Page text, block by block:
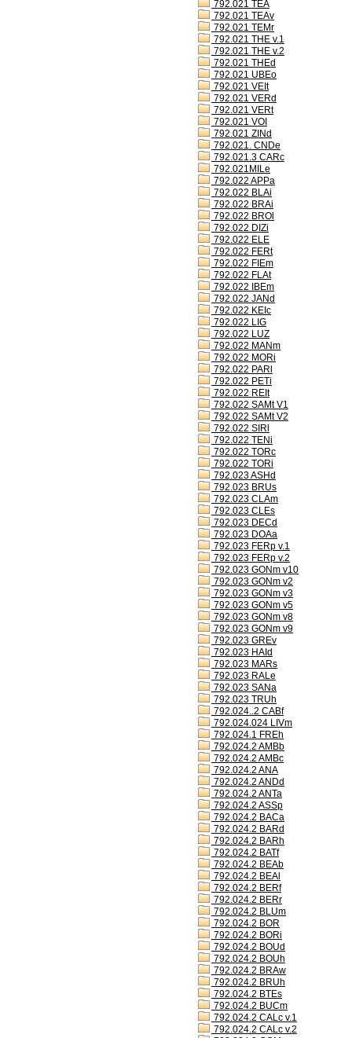
792.021 TEA
792.021 TEAv
792.021 TEMr
792.021 THE v.1
792.021 THE v.2
792.021 THEd
792.021 UBEo
792.021 VEIt
792.021 VERd
792.021 VERt
792.021 VOI
792.021 ZINd
792.021. CNDe
792.021.3 CARc
792.021MILe
792.022 APPa
792.022 BLAi
792.022 BRAi
792.022 BROl
792.022 DIZi
792.022 ELE
792.022 FERt
792.022 FIEm
792.022 FLAt
792.022 IBEm
792.022 JANd
792.022 KEIc
792.022 LIG
792.022 LUZ
792.022 MANm
792.022 MORi
792.022 PARl
792.022 PETi
792.022 REIt
792.022 SAMt V1
792.022 SAMt V2
792.022 SIRl
792.022 TENi
792.022 TORc
792.022 TORi
792.023 ASHd
792.023 BRUs
792.023 CLAm
792.023 CLEs
792.023 DECd
792.023 DOAa
792.023 FERp v.1
792.023 FERp v.2
792.023 GONm v10
792.023 GONm v2
792.023 GONm v3
792.023 GONm v5
792.023 GONm v8
792.023 GONm v9
792.023 GREv
792.023 HAId
792.023 MARs
792.023 RALe
792.023 SANa
792.023 TRUh
792.024..2 CABf
792.024.024 LIVm
792.024.1 FREh
792.024.2 AMBb
792.024.2 AMBc
792.024.2 ANA
792.024.2 ANDd
792.024.2 ANTa
792.024.2 ASSp
792.024.2 BACa
792.024.2 BARd
792.024.2 BARh
792.024.2 BATf
792.024.2 BEAb
792.024.2 BEAl
792.024.2 BERf
792.024.2 BERr
792.024.2 BLUm
792.024.2 BOR
792.024.2 BORi
792.024.2 BOUd
792.024.2 BOUh
792.024.2 BRAw
792.024.2 BRUh
792.024.2 BTEs
792.024.2 BUCm
792.024.2 CALc v.1
792.024.2 CALc v.2